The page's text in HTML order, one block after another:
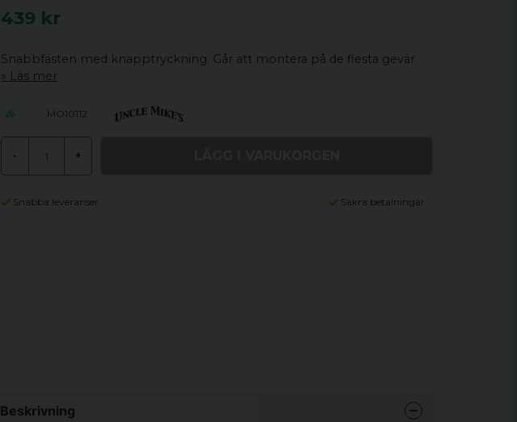
439 kr
Snabbfästen med knapptryckning. Går att montera på de flesta gevär
Läs mer
MO10112
- +
Snabba leveranser Säkra betalningar
Beskrivning